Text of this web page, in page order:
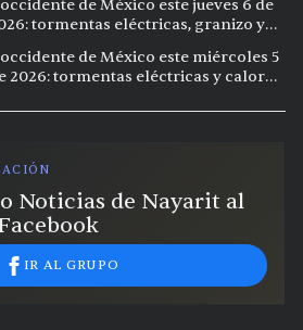
de México este jueves 6 de
tormentas eléctricas, granizo y
de México este miércoles 5
2026: tormentas eléctricas y calor
Noticias de Nayarit al
IR AL GRUPO